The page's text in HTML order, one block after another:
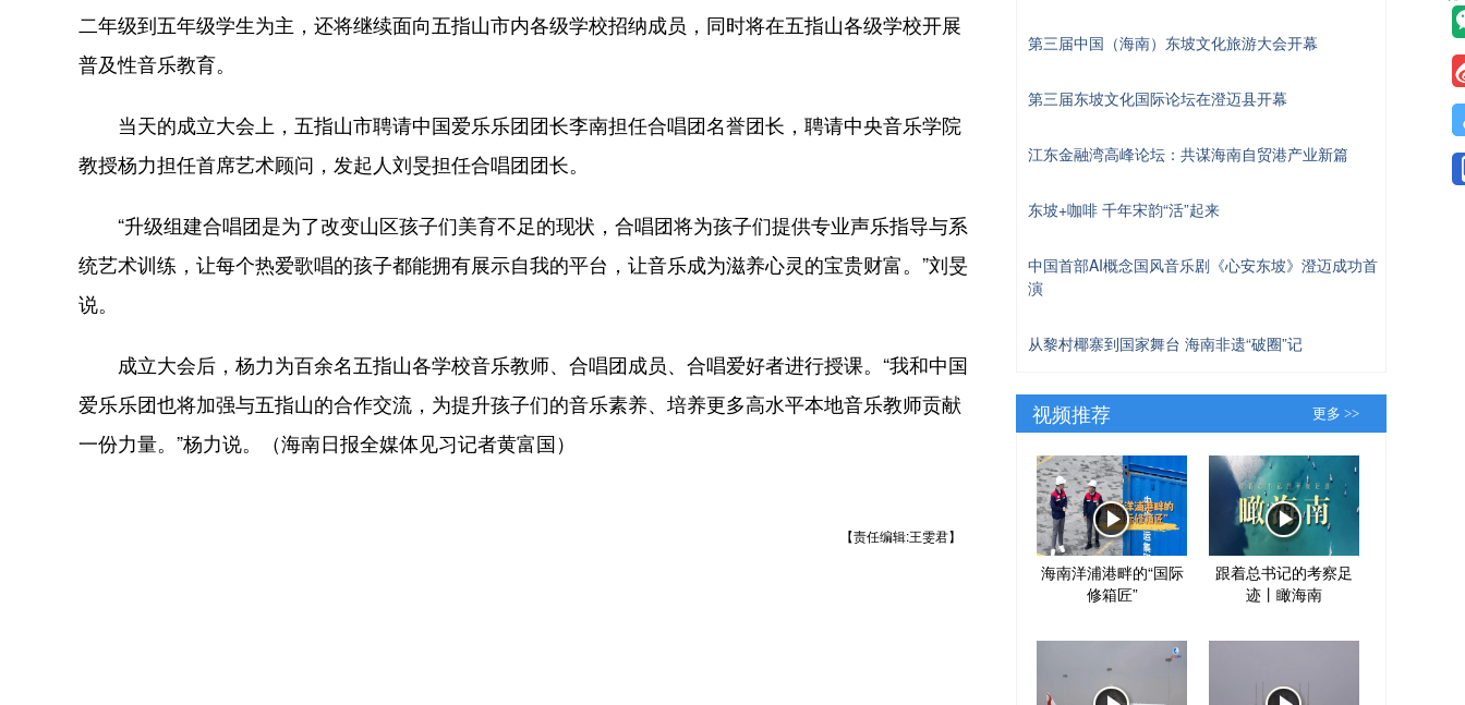
二年级到五年级学生为主，还将继续面向五指山市内各级学校招纳成员，同时将在五指山各级学校开展
普及性音乐教育。
当天的成立大会上，五指山市聘请中国爱乐乐团团长李南担任合唱团名誉团长，聘请中央音乐学院
教授杨力担任首席艺术顾问，发起人刘旻担任合唱团团长。
“升级组建合唱团是为了改变山区孩子们美育不足的现状，合唱团将为孩子们提供专业声乐指导与系
统艺术训练，让每个热爱歌唱的孩子都能拥有展示自我的平台，让音乐成为滋养心灵的宝贵财富。”刘旻
说。
成立大会后，杨力为百余名五指山各学校音乐教师、合唱团成员、合唱爱好者进行授课。“我和中国
爱乐乐团也将加强与五指山的合作交流，为提升孩子们的音乐素养、培养更多高水平本地音乐教师贡献
一份力量。”杨力说。（海南日报全媒体见习记者黄富国）
【责任编辑:王雯君】
第三届中国（海南）东坡文化旅游大会开幕
第三届东坡文化国际论坛在澄迈县开幕
江东金融湾高峰论坛：共谋海南自贸港产业新篇
东坡+咖啡 千年宋韵“活”起来
中国首部AI概念国风音乐剧《心安东坡》澄迈成功首
演
从黎村椰寨到国家舞台 海南非遗“破圈”记
视频推荐 更多 >>
海南洋浦港畔的“国际
修箱匠”
跟着总书记的考察足
迹丨瞰海南